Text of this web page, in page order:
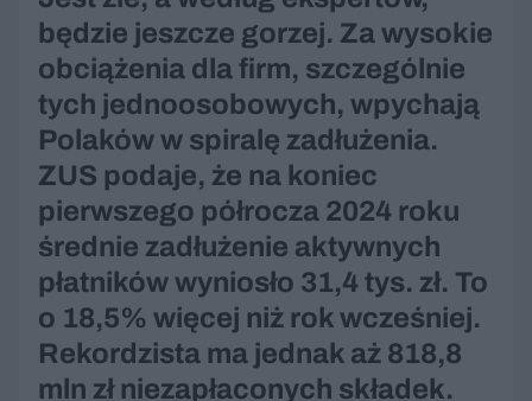
będzie jeszcze gorzej. Za wysokie
obciążenia dla firm, szczególnie
tych jednoosobowych, wpychają
Polaków w spiralę zadłużenia.
ZUS podaje, że na koniec
pierwszego półrocza 2024 roku
średnie zadłużenie aktywnych
płatników wyniosło 31,4 tys. zł. To
o 18,5% więcej niż rok wcześniej.
Rekordzista ma jednak aż 818,8
mln zł niezapłaconych składek.